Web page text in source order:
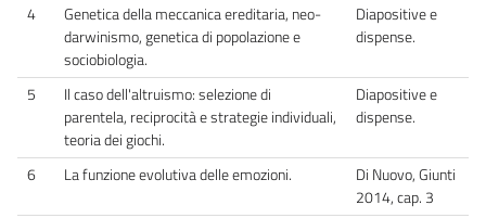
4
Genetica della meccanica ereditaria, neo-
darwinismo, genetica di popolazione e
sociobiologia.
Diapositive e
dispense.
5
Il caso dell'altruismo: selezione di
parentela, reciprocità e strategie individuali,
teoria dei giochi.
Diapositive e
dispense.
6 La funzione evolutiva delle emozioni.
Di Nuovo, Giunti
2014, cap. 3